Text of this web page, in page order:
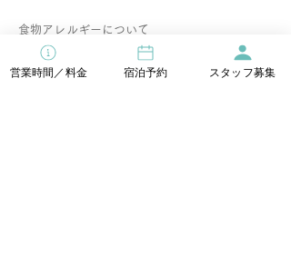
食物アレルギーについて
イベント情報
営業時間／料金 宿泊予約 スタッフ募集